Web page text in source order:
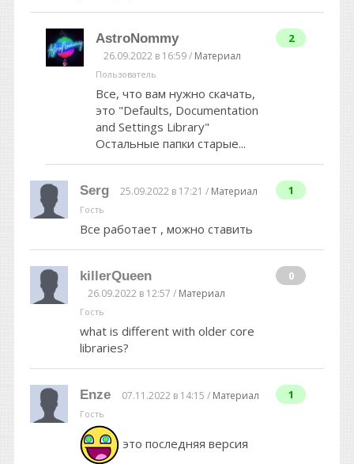
AstroNommy
26.09.2022 в 16:59 / Материал
Пользователь
Все, что вам нужно скачать,
это "Defaults, Documentation
and Settings Library"
Остальные папки старые...
2
Serg 25.09.2022 в 17:21 / Материал
Гость
Все работает , можно ставить
1
killerQueen
26.09.2022 в 12:57 / Материал
Гость
what is different with older core
libraries?
0
Enze 07.11.2022 в 14:15 / Материал
Гость
это последняя версия
1